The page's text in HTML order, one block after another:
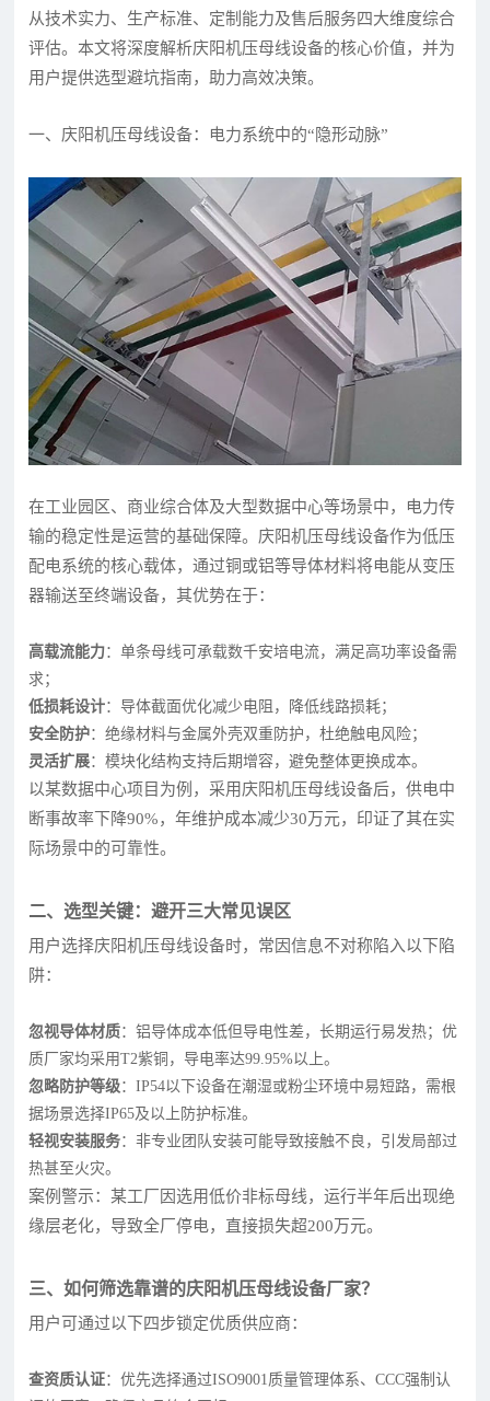
从技术实力、生产标准、定制能力及售后服务四大维度综合
评估。本文将深度解析庆阳机压母线设备的核心价值，并为
用户提供选型避坑指南，助力高效决策。
一、庆阳机压母线设备：电力系统中的“隐形动脉”
在工业园区、商业综合体及大型数据中心等场景中，电力传
输的稳定性是运营的基础保障。庆阳机压母线设备作为低压
配电系统的核心载体，通过铜或铝等导体材料将电能从变压
器输送至终端设备，其优势在于：
高载流能力：单条母线可承载数千安培电流，满足高功率设备需
求；
低损耗设计：导体截面优化减少电阻，降低线路损耗；
安全防护：绝缘材料与金属外壳双重防护，杜绝触电风险；
灵活扩展：模块化结构支持后期增容，避免整体更换成本。
以某数据中心项目为例，采用庆阳机压母线设备后，供电中
断事故率下降90%，年维护成本减少30万元，印证了其在实
际场景中的可靠性。
二、选型关键：避开三大常见误区
用户选择庆阳机压母线设备时，常因信息不对称陷入以下陷
阱：
忽视导体材质：铝导体成本低但导电性差，长期运行易发热；优
质厂家均采用T2紫铜，导电率达99.95%以上。
忽略防护等级：IP54以下设备在潮湿或粉尘环境中易短路，需根
据场景选择IP65及以上防护标准。
轻视安装服务：非专业团队安装可能导致接触不良，引发局部过
热甚至火灾。
案例警示：某工厂因选用低价非标母线，运行半年后出现绝
缘层老化，导致全厂停电，直接损失超200万元。
三、如何筛选靠谱的庆阳机压母线设备厂家？
用户可通过以下四步锁定优质供应商：
查资质认证：优先选择通过ISO9001质量管理体系、CCC强制认